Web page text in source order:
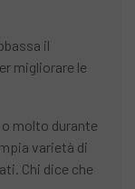
il
migliorare le
molto durante
varietà di
Chi dice che